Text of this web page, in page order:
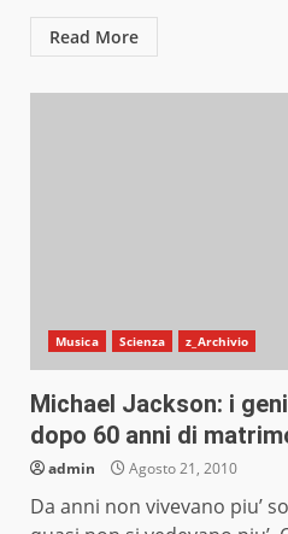
Read More
Musica Scienza z_Archivio
Michael Jackson: i
dopo 60 anni di
admin Agosto 21, 2010
Da anni non vivevano piu’